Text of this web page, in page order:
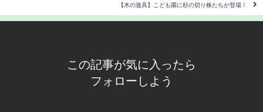
【木の遊具】こども園に杉の切り株たちが登場！
この記事が気に入ったら
フォローしよう